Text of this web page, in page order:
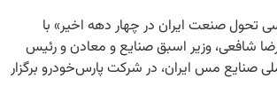
تحول صنعت ایران در چهار دهه اخیر» با
شافعی، وزیر اسبق صنایع و معادن و رئیس
صنایع مس ایران، در شرکت پارس‌خودرو برگزار